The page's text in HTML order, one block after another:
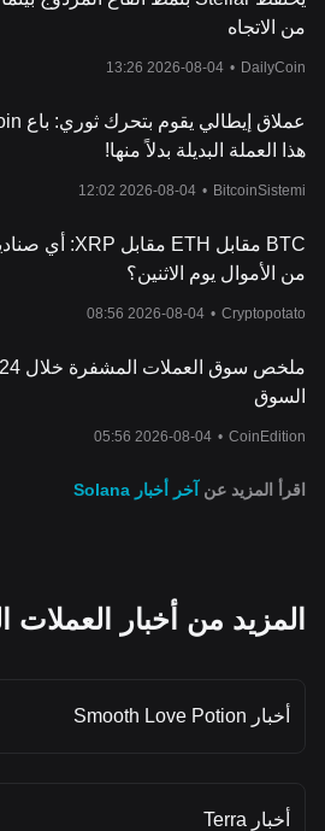
من الاتجاه
DailyCoin
•
2026-08-04 13:26
هذا العملة البديلة بدلاً منها!
BitcoinSistemi
•
2026-08-04 12:02
من الأموال يوم الاثنين؟
Cryptopotato
•
2026-08-04 08:56
السوق
CoinEdition
•
2026-08-04 05:56
اقرأ المزيد عن آخر أخبار Solana
المزيد من أخبار العملات
أخبار Smooth Love Potion
أخبار Terra